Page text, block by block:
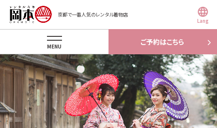
京都で一番人気のレンタル着物店
Lang
ご予約はこちら
MENU